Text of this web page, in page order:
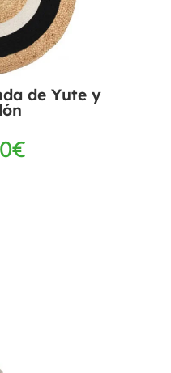
de Yute y
€